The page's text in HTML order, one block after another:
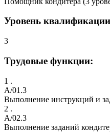
Уровень
3
Трудовые функции:
1 .
A/01.3
Выполнение инструкций и
2 .
A/02.3
Выполнение заданий